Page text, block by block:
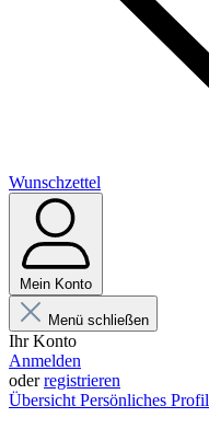
Wunschzettel
Mein Konto
Menü schließen
Ihr Konto
Anmelden
oderregistrieren
Übersicht Persönliches Profil